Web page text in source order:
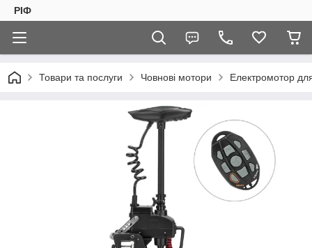
РІФ
Товари та послуги Човнові мотори Електромотор